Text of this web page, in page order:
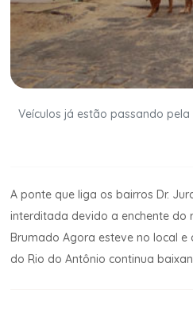
Veículos já estão passando pela
A ponte que liga os bairros Dr.
interditada devido a enchente do
Brumado Agora esteve no local e
do Rio do Antônio continua